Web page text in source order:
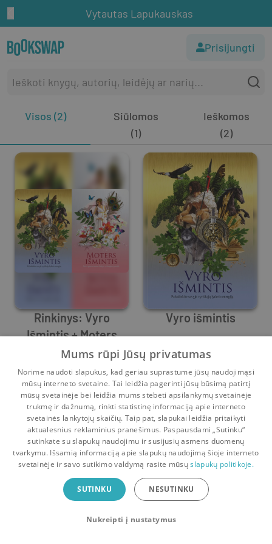
Vytautas Lapukauskas
Prisijungti
Visos (2)
Siūlomos
(1)
Ieškomos
(2)
Rinkinys: Vyro
Išmintis + Moters
Išmintis
Vytautas Lapukauskas
0 4
Vyro išmintis
Vytautas Lapukauskas
1 1
Pradinis Krepšelis Pokalbiai Pranešimai Paskyra
Bookswap programėlė
Mainykis knygomis dar patogiau!
Uždaryti
Mums rūpi Jūsų privatumas
Norime naudoti slapukus, kad geriau suprastume jūsų naudojimąsi
mūsų interneto svetaine. Tai leidžia pagerinti jūsų būsimą patirtį
mūsų svetainėje bei leidžia mums stebėti apsilankymų svetainėje
trukmę ir dažnumą, rinkti statistinę informaciją apie interneto
svetainės lankytojų skaičių. Taip pat, slapukai leidžia pritaikyti
aktualesnius reklaminius pranešimus. Paspausdami „Sutinku“
sutinkate su slapukų naudojimu ir susijusių asmens duomenų
tvarkymu. Išsamią informaciją apie slapukų naudojimą šioje interneto
svetainėje ir savo sutikimo valdymą rasite mūsųslapukų politikoje.
SUTINKU NESUTINKU
Nukreipti į nustatymus